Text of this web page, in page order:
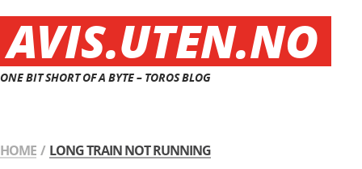
AVIS.UTEN.NO
ONE BIT SHORT OF A BYTE – TOROS BLOG
HOME / LONG TRAIN NOT RUNNING